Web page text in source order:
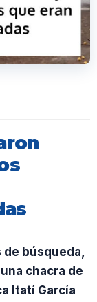
de búsqueda,
chacra de
Itatí García